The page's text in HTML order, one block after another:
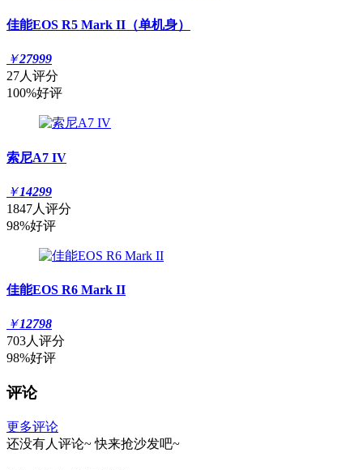
佳能EOS R5 Mark II（单机身）
￥27999
27人评分
100%好评
索尼A7 IV
￥14299
1847人评分
98%好评
佳能EOS R6 Mark II
￥12798
703人评分
98%好评
评论
更多评论
还没有人评论~ 快来抢沙发吧~